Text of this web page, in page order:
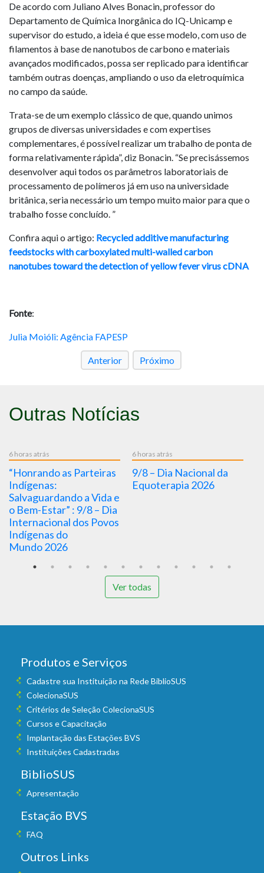
De acordo com Juliano Alves Bonacin, professor do
Departamento de Química Inorgânica do IQ-Unicamp e
supervisor do estudo, a ideia é que esse modelo, com uso de
filamentos à base de nanotubos de carbono e materiais
avançados modificados, possa ser replicado para identificar
também outras doenças, ampliando o uso da eletroquímica
no campo da saúde.
Trata-se de um exemplo clássico de que, quando unimos
grupos de diversas universidades e com expertises
complementares, é possível realizar um trabalho de ponta de
forma relativamente rápida”, diz Bonacin. “Se precisássemos
desenvolver aqui todos os parâmetros laboratoriais de
processamento de polímeros já em uso na universidade
britânica, seria necessário um tempo muito maior para que o
trabalho fosse concluído. ”
Confira aqui o artigo: Recycled additive manufacturing
feedstocks with carboxylated multi-walled carbon
nanotubes toward the detection of yellow fever virus cDNA
Fonte:
Julia Moióli: Agência FAPESP
Anterior Próximo
Outras Notícias
e
Dia
6 horas atrás
9/8 – Dia Nacional da
Equoterapia 2026
6 horas atrás
8/8 – Dia Nacional de
Prevenção e Controle
Ver todas
Produtos e Serviços
Cadastre sua Instituição na Rede BiblioSUS
ColecionaSUS
Critérios de Seleção ColecionaSUS
Cursos e Capacitação
Implantação das Estações BVS
Instituições Cadastradas
BiblioSUS
Apresentação
Estação BVS
FAQ
Outros Links